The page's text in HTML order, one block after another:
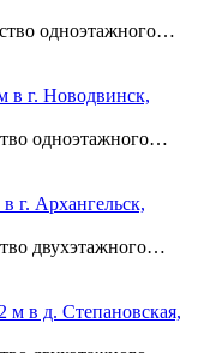
одноэтажного…
в г. Новодвинск,
одноэтажного…
г. Архангельск,
двухэтажного…
м в д. Степановская,